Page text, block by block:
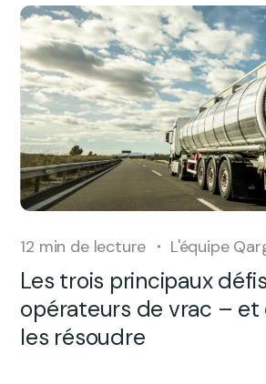
12 min de lecture L'équipe
Les trois principaux
opérateurs de vrac –
les résoudre